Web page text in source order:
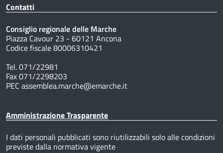
Contatti
Consiglio regionale delle Marche
Piazza Cavour 23 - 60121 Ancona
Codice fiscale 80006310421
Tel. 071/22981
Fax 071/2298203
PEC assemblea.marche@emarche.it
Amministrazione Trasparente
I dati personali pubblicati sono riutilizzabili solo alle condizioni
previste dalla normativa vigente